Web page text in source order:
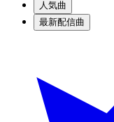
人気曲
最新配信曲